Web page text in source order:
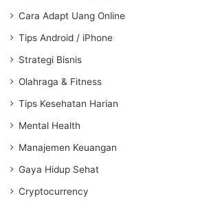
Cara Adapt Uang Online
Tips Android / iPhone
Strategi Bisnis
Olahraga & Fitness
Tips Kesehatan Harian
Mental Health
Manajemen Keuangan
Gaya Hidup Sehat
Cryptocurrency